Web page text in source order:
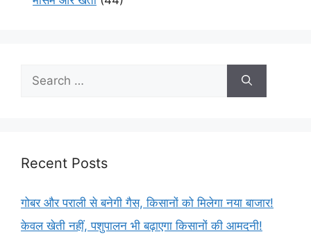
Recent Posts
गोबर और पराली से बनेगी गैस, किसानों को मिलेगा नया बाजार!
केवल खेती नहीं, पशुपालन भी बढ़ाएगा किसानों की आमदनी!